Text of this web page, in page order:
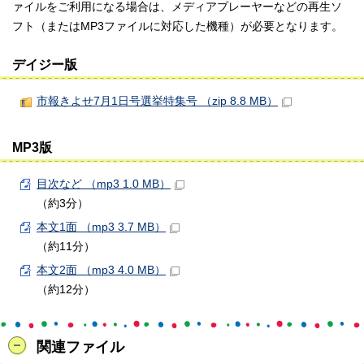
ァイルをご利用になる場合は、メディアプレーヤーなどの再生ソ
フト（またはMP3ファイルに対応した機種）が必要となります。
デイジー版
市報きよせ7月1日号選挙特集号 （zip 8.8 MB）
MP3版
目次など （mp3 1.0 MB）
（約3分）
本文1面 （mp3 3.7 MB）
（約11分）
本文2面 （mp3 4.0 MB）
（約12分）
関連ファイル